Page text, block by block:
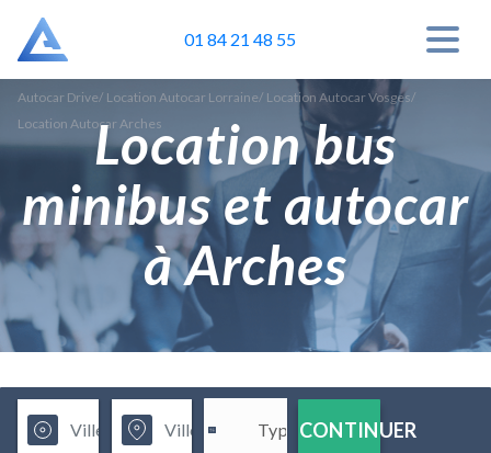
01 84 21 48 55
Autocar Drive/ Location Autocar Lorraine/ Location Autocar Vosges/
Location Autocar ArchesLocation bus
minibus et autocar
à Arches
CONTINUER